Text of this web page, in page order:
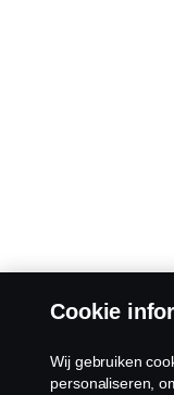
Cookie
Wij gebruiken
personaliseren,